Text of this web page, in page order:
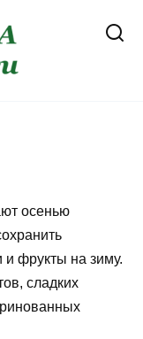
осенью
фрукты на зиму.
сладких